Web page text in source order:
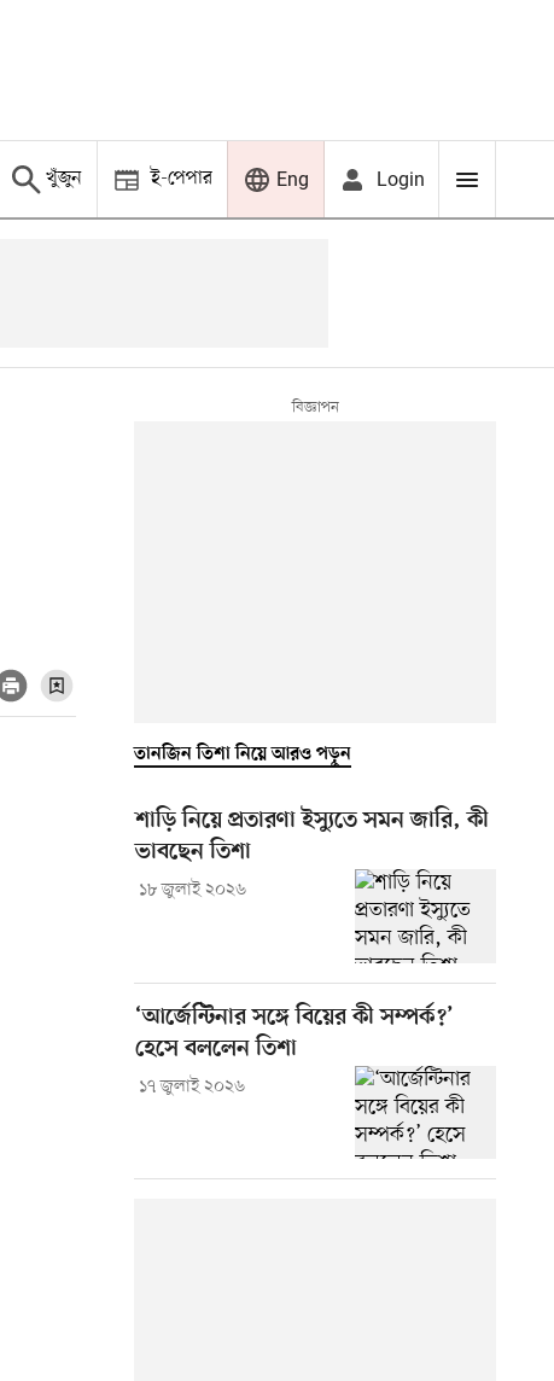
খুঁজুন ই-পেপার Eng Login
তানজিন তিশা নিয়ে আরও পড়ুন
শাড়ি নিয়ে প্রতারণা ইস্যুতে সমন জারি, কী
ভাবছেন তিশা
১৮ জুলাই ২০২৬
‘আর্জেন্টিনার সঙ্গে বিয়ের কী সম্পর্ক?’
হেসে বললেন তিশা
১৭ জুলাই ২০২৬